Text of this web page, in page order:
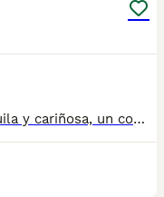
El Bichón Maltés es una raza tranquila y cariñosa, un compañero que llenará tu casa de amor y de momentos entrañables ❤️🐶. Es perfecto para personas tranquilas y también para personas con alergia a los perros. Se entregan a los 2️⃣ meses de edad con: 2️⃣ Vacunas 🪪 Microchip ✈️ Pasaporte Veterinario Oficial 2️⃣ Desparasitaciones En la factura de venta se especifican las garantías sanitarias 📑🏥. En Centro Canino Cauca nuestra prioridad es la cría responsable para una salud excelente tanto para las madres como para los cachorros, más de 20 años de experiencia nos avalan con clientes satisfechos por toda España 🇪🇸. Nuestra página web: https://centrocauca.es/ ¡CONTÁCTANOS! 🫵🐶. 638009917 📞.